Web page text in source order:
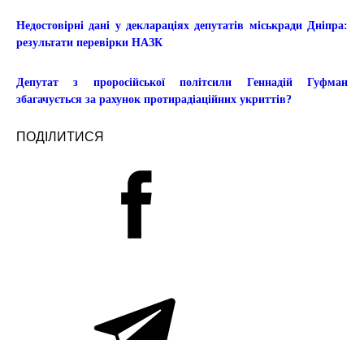
Недостовірні дані у деклараціях депутатів міськради Дніпра:
результати перевірки НАЗК
Депутат з проросійської політсили Геннадій Гуфман
збагачується за рахунок протирадіаційних укриттів?
ПОДІЛИТИСЯ